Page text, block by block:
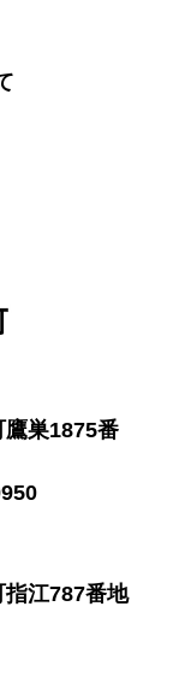
巣1875番
江787番地